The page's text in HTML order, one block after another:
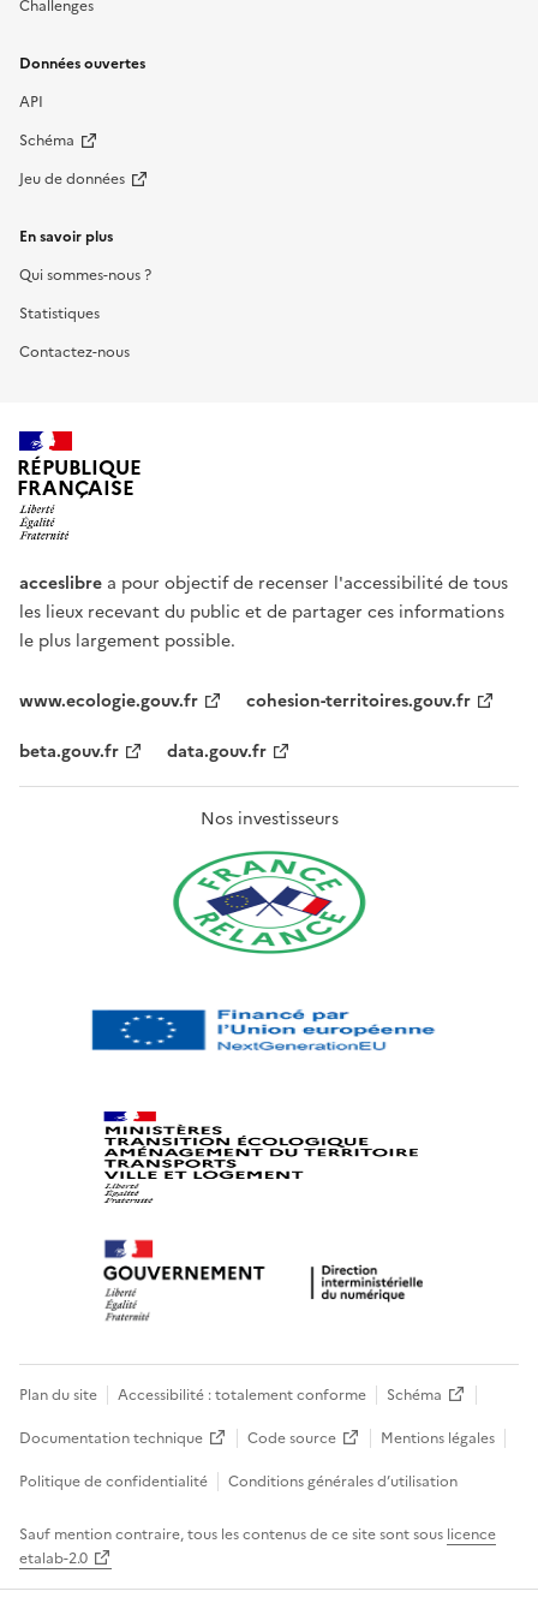
Challenges
Données ouvertes
API
Schéma
Jeu de données
En savoir plus
Qui sommes-nous ?
Statistiques
Contactez-nous
RÉPUBLIQUE
FRANÇAISE
acceslibre a pour objectif de recenser l'accessibilité de tous
les lieux recevant du public et de partager ces informations
le plus largement possible.
www.ecologie.gouv.fr
cohesion-territoires.gouv.fr
beta.gouv.fr
data.gouv.fr
Nos investisseurs
Plan du site Accessibilité : totalement conforme
Schéma
Documentation technique
Code source
Mentions légales
Politique de confidentialité
Conditions générales d’utilisation
Sauf mention contraire, tous les contenus de ce site sont sous licence
etalab-2.0